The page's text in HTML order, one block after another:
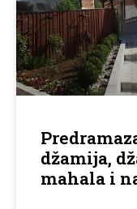
džamija,
mahala i